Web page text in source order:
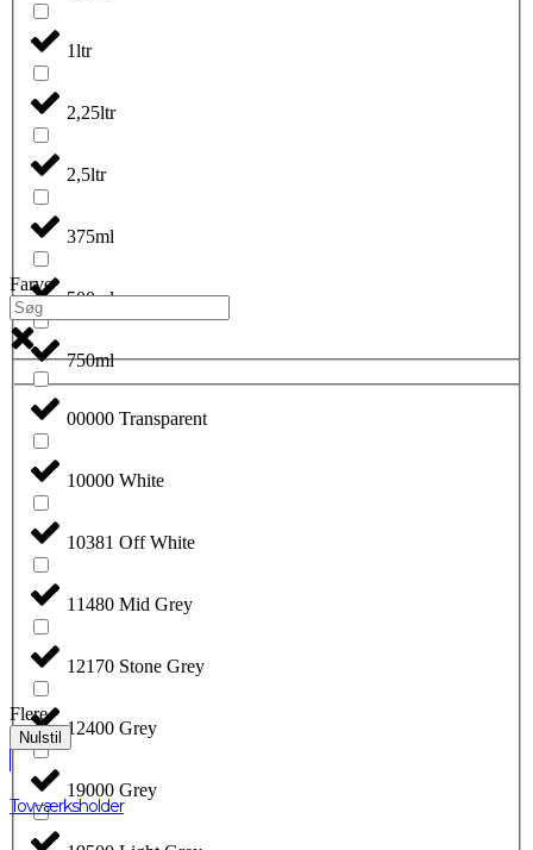
1ltr
2,25ltr
2,5ltr
375ml
500ml
750ml
Farve
00000 Transparent
10000 White
10381 Off White
11480 Mid Grey
12170 Stone Grey
12400 Grey
19000 Grey
Flere
Nulstil
Tovværksholder